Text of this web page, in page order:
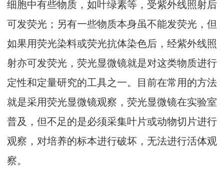
细胞中有些物质，如叶绿素等，受紫外线照射后
可发荧光；另有一些物质本身虽不能发荧光，但
如果用荧光染料或荧光抗体染色后，经紫外线照
射亦可发荧光，荧光显微镜就是对这类物质进行
定性和定量研究的工具之一。目前在常用的方法
就是采用荧光显微镜观察，荧光显微镜在实验室
普及，但不足的是必须采集叶片或动物切片进行
观察，对培养的标本进行破坏，无法进行活体观
察。